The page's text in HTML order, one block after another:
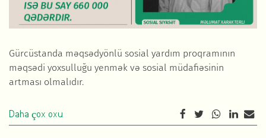
Gürcüstanda məqsədyönlü sosial yardım proqramının
məqsədi yoxsulluğu yenmək və sosial müdafiəsinin
artması olmalıdır.
Daha çox oxu